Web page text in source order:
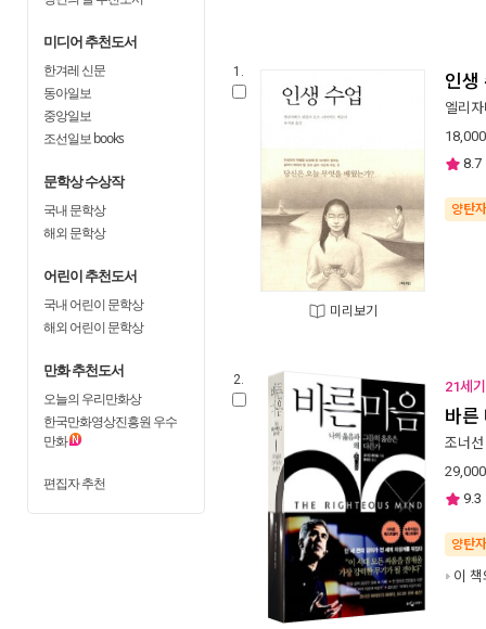
미디어 추천도서
한겨레 신문
동아일보
중앙일보
조선일보 books
문학상 수상작
국내 문학상
해외 문학상
어린이 추천도서
국내 어린이 문학상
해외 어린이 문학상
만화 추천도서
오늘의 우리만화상
한국만화영상진흥원 우수
만화
편집자 추천
1.
미리보기
인생
엘리
18,000
8.7
양탄
2. 21세
바른
조너
29,000
9.3
양탄
이